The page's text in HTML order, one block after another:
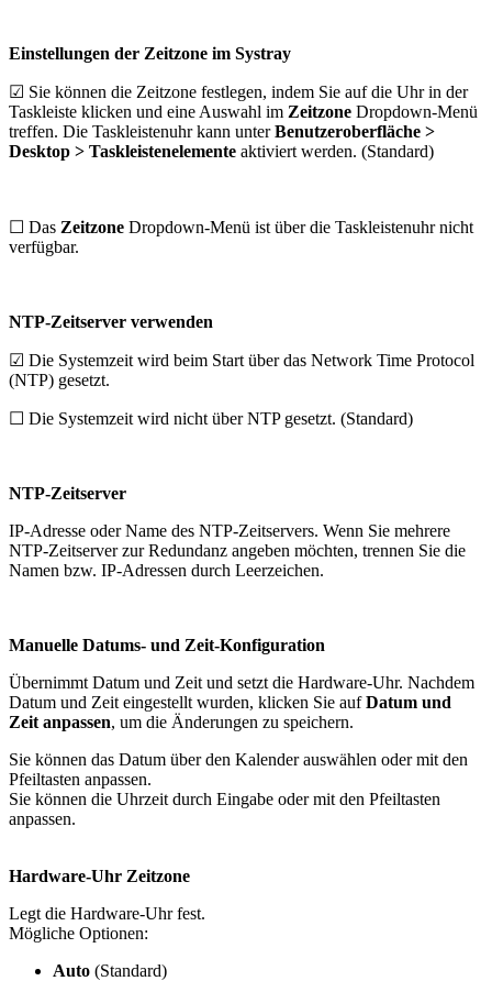
Einstellungen der Zeitzone im Systray
☑ Sie können die Zeitzone festlegen, indem Sie auf die Uhr in der
Taskleiste klicken und eine Auswahl im Zeitzone Dropdown-Menü
treffen. Die Taskleistenuhr kann unterBenutzeroberfläche >
Desktop > Taskleistenelemente aktiviert werden. (Standard)
☐ Das Zeitzone Dropdown-Menü ist über die Taskleistenuhr nicht
verfügbar.
NTP-Zeitserver verwenden
☑ Die Systemzeit wird beim Start über das Network Time Protocol
(NTP) gesetzt.
☐ Die Systemzeit wird nicht über NTP gesetzt. (Standard)
NTP-Zeitserver
IP-Adresse oder Name des NTP-Zeitservers. Wenn Sie mehrere
NTP-Zeitserver zur Redundanz angeben möchten, trennen Sie die
Namen bzw. IP-Adressen durch Leerzeichen.
Manuelle Datums- und Zeit-Konfiguration
Übernimmt Datum und Zeit und setzt die Hardware-Uhr. Nachdem
Datum und Zeit eingestellt wurden, klicken Sie aufDatum und
Zeit anpassen, um die Änderungen zu speichern.
Sie können das Datum über den Kalender auswählen oder mit den
Pfeiltasten anpassen.
Sie können die Uhrzeit durch Eingabe oder mit den Pfeiltasten
anpassen.
Hardware-Uhr Zeitzone
Legt die Hardware-Uhr fest.
Mögliche Optionen:
Auto (Standard)